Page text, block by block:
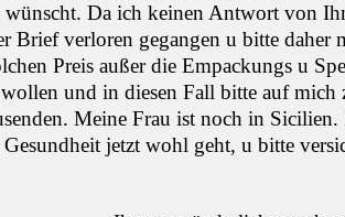
wünscht. Da ich keinen Antwort von
Brief verloren gegangen u bitte daher
Preis außer die Empackungs u
wollen und in diesen Fall bitte auf mich
Meine Frau ist noch in
jetzt wohl geht, u bitte